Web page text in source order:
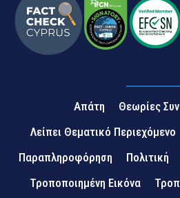
Απάτη
Θεωρίες
Λείπει Θεματικό Περιεχόμενο
Παραπληροφόρηση
Πολιτική
Τροποποιημένη Εικόνα